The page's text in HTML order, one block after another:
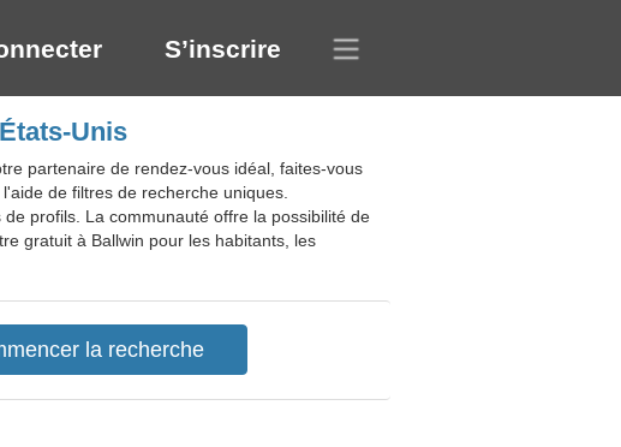
S’inscrire
Unis
partenaire de rendez-vous idéal, faites-vous
de filtres de recherche uniques.
profils. La communauté offre la possibilité de
gratuit à Ballwin pour les habitants, les